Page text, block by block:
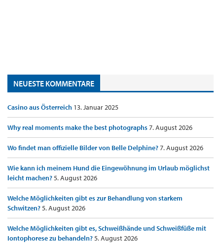
NEUESTE KOMMENTARE
Casino aus Österreich 13. Januar 2025
Why real moments make the best photographs7. August 2026
Wo findet man offizielle Bilder von Belle Delphine?7. August 2026
Wie kann ich meinem Hund die Eingewöhnung im Urlaub möglichst
leicht machen?5. August 2026
Welche Möglichkeiten gibt es zur Behandlung von starkem
Schwitzen?5. August 2026
Welche Möglichkeiten gibt es, Schweißhände und Schweißfüße mit
Iontophorese zu behandeln?5. August 2026